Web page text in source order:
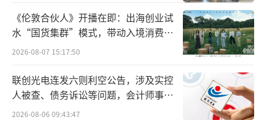
预计可回笼资金约4.56亿元。
这不是华天科技第一次对华海诚科动手。
今年1月，华天科技已经减持了华海诚科96.01
万股，套现约1.17亿元。叠加此次减持，华天
科技从华海诚科累计套现规模将达5.69亿元，
《伦敦合伙人》开播在即：出海创业试
水“国货集群”模式，带动入境消费反
向种草
2026-08-07 15:17:50
联创光电连发六则利空公告，涉及实控
人被查、债务诉讼等问题，会计师事务
所曾出具“保留意见”
2026-08-06 09:43:47